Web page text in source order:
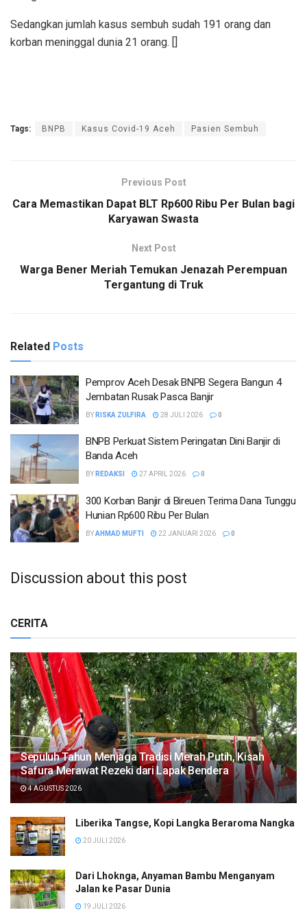
Sedangkan jumlah kasus sembuh sudah 191 orang dan
korban meninggal dunia 21 orang. []
Tags: BNPB Kasus Covid-19 Aceh Pasien Sembuh
Previous Post
Cara Memastikan Dapat BLT Rp600 Ribu Per Bulan bagi
Karyawan Swasta
Next Post
Warga Bener Meriah Temukan Jenazah Perempuan
Tergantung di Truk
Related Posts
Pemprov Aceh Desak BNPB Segera Bangun 4
Jembatan Rusak Pasca Banjir
BY RISKA ZULFIRA 28 JULI 2026 0
BNPB Perkuat Sistem Peringatan Dini Banjir di
Banda Aceh
BY REDAKSI 27 APRIL 2026 0
300 Korban Banjir di Bireuen Terima Dana Tunggu
Hunian Rp600 Ribu Per Bulan
BYAHMAD MUFTI 22 JANUARI 2026 0
Discussion about this post
CERITA
Sepuluh Tahun Menjaga Tradisi Merah Putih, Kisah
Safura Merawat Rezeki dari Lapak Bendera
4 AGUSTUS 2026
Liberika Tangse, Kopi Langka Beraroma Nangka
20 JULI 2026
Dari Lhoknga, Anyaman Bambu Menganyam
Jalan ke Pasar Dunia
19 JULI 2026